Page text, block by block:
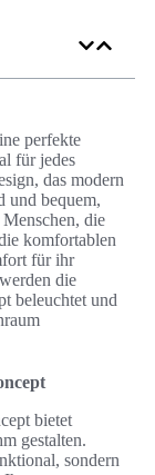
perfekte
für jedes
das modern
und bequem,
die
komfortablen
für ihr
die
beleuchtet und
bietet
gestalten.
sondern